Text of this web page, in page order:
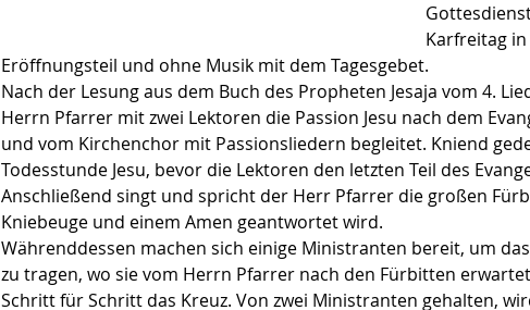
Karfreitag
Eröffnungsteil und ohne Musik mit dem Tagesgebet.
Nach der Lesung aus dem Buch des Propheten Jesaja vom 4.
Herrn Pfarrer mit zwei Lektoren die Passion Jesu nach dem
und vom Kirchenchor mit Passionsliedern begleitet. Kniend
Todesstunde Jesu, bevor die Lektoren den letzten Teil des
Anschließend singt und spricht der Herr Pfarrer die großen
Kniebeuge und einem Amen geantwortet wird.
Währenddessen machen sich einige Ministranten bereit, um
zu tragen, wo sie vom Herrn Pfarrer nach den Fürbitten
Schritt für Schritt das Kreuz. Von zwei Ministranten gehalten,